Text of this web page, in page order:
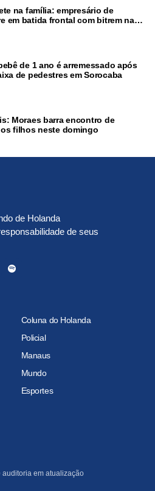
na família: empresário de
em batida frontal com bitrem na
de 1 ano é arremessado após
de pedestres em Sorocaba
Moraes barra encontro de
filhos neste domingo
de Holanda
de seus
Coluna do Holanda
Policial
Manaus
Mundo
Esportes
auditoria em atualização